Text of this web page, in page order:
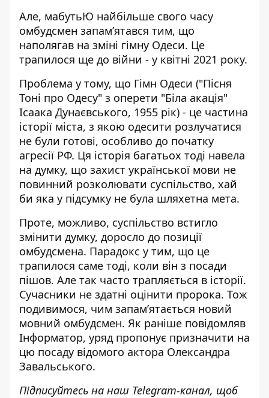
Але, мабутьЮ найбільше свого часу
омбудсмен запамʼятався тим, що
наполягав на зміні гімну Одеси. Це
трапилося ще до війни - у квітні 2021 року.
Проблема у тому, що Гімн Одеси ("Пісня
Тоні про Одесу" з оперети "Біла акація"
Ісаака Дунаєвського, 1955 рік) - це частина
історії міста, з якою одесити розлучатися
не були готові, особливо до початку
агресії РФ. Ця історія багатьох тоді навела
на думку, що захист української мови не
повинний розколювати суспільство, хай
би яка у підсумку не була шляхетна мета.
Проте, можливо, суспільство встигло
змінити думку, доросло до позиції
омбудсмена. Парадокс у тим, що це
трапилося саме тоді, коли він з посади
пішов. Але так часто трапляється в історії.
Сучасники не здатні оцінити пророка. Тож
подивимося, чим запамʼятається новий
мовний омбудсмен. Як раніше повідомляв
Інформатор, уряд пропонує призначити на
цю посаду відомого актора Олександра
Завальського.
Підписуйтесь на наш Telegram-канал, щоб